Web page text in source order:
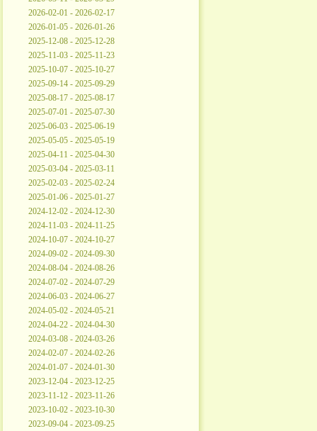
2026-02-01 - 2026-02-17
2026-01-05 - 2026-01-26
2025-12-08 - 2025-12-28
2025-11-03 - 2025-11-23
2025-10-07 - 2025-10-27
2025-09-14 - 2025-09-29
2025-08-17 - 2025-08-17
2025-07-01 - 2025-07-30
2025-06-03 - 2025-06-19
2025-05-05 - 2025-05-19
2025-04-11 - 2025-04-30
2025-03-04 - 2025-03-11
2025-02-03 - 2025-02-24
2025-01-06 - 2025-01-27
2024-12-02 - 2024-12-30
2024-11-03 - 2024-11-25
2024-10-07 - 2024-10-27
2024-09-02 - 2024-09-30
2024-08-04 - 2024-08-26
2024-07-02 - 2024-07-29
2024-06-03 - 2024-06-27
2024-05-02 - 2024-05-21
2024-04-22 - 2024-04-30
2024-03-08 - 2024-03-26
2024-02-07 - 2024-02-26
2024-01-07 - 2024-01-30
2023-12-04 - 2023-12-25
2023-11-12 - 2023-11-26
2023-10-02 - 2023-10-30
2023-09-04 - 2023-09-25